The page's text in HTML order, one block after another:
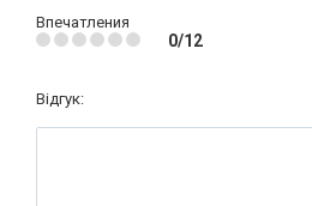
Впечатления
0/12
Відгук: